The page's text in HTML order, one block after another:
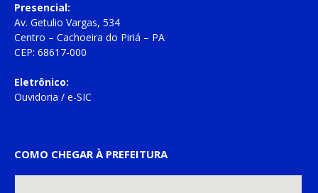
Presencial:
Av. Getulio Vargas, 534
Centro – Cachoeira do Piriá – PA
CEP: 68617-000
Eletrônico:
Ouvidoria / e-SIC
COMO CHEGAR À PREFEITURA